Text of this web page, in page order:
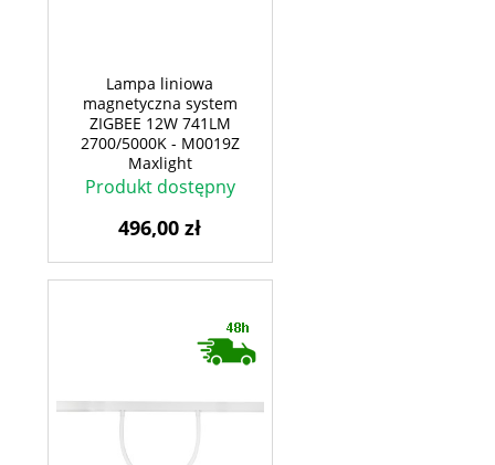
Lampa liniowa
magnetyczna system
ZIGBEE 12W 741LM
2700/5000K - M0019Z
Maxlight
Produkt dostępny
496,00 zł